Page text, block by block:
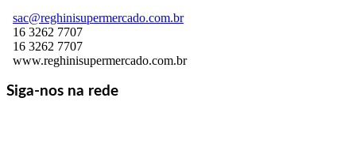
sac@reghinisupermercado.com.br
16 3262 7707
16 3262 7707
www.reghinisupermercado.com.br
Siga-nos na rede